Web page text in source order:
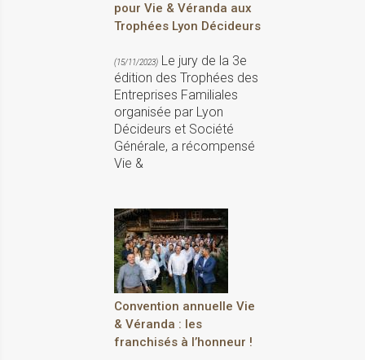
pour Vie & Véranda aux
Trophées Lyon Décideurs
(15/11/2023) Le jury de la 3e
édition des Trophées des
Entreprises Familiales
organisée par Lyon
Décideurs et Société
Générale, a récompensé
Vie &
Convention annuelle Vie
& Véranda : les
franchisés à l’honneur !